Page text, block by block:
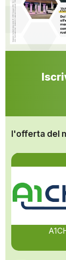
l'offerta del